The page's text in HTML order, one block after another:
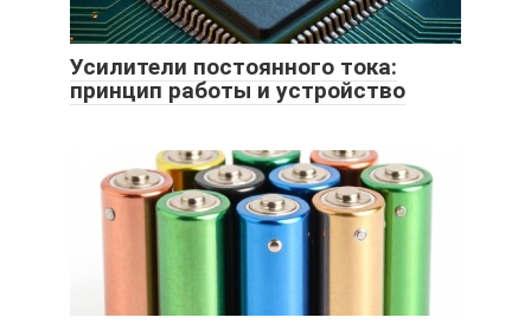
Усилители постоянного тока:
принцип работы и устройство